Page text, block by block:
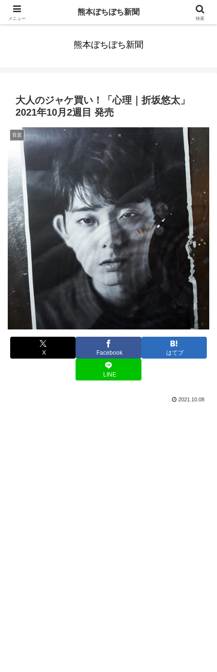
みんなまだ気づかずすごしていたんだわ。ずっといっしょに歩いてゆけるっ
熊本ぼちぼち新聞
大人のジャケ買い！「心理｜折坂悠太」
2021年10月2週目 発売
音楽
X Facebook はてブ
LINE
2021.10.08
メニュー
熊本ぼちぼち新聞
検索